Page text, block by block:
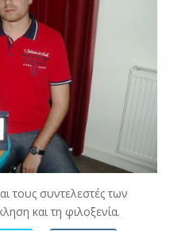
τους συντελεστές των
και τη φιλοξενία.